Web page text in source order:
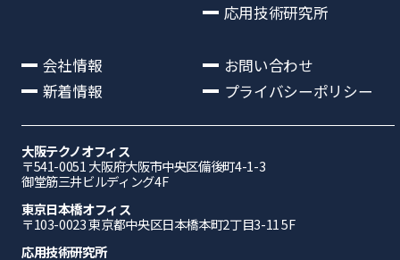
応用技術研究所
会社情報
新着情報
お問い合わせ
プライバシーポリシー
大阪テクノオフィス
〒541-0051 ⼤阪府⼤阪市中央区備後町4-1-3
御堂筋三井ビルディング4F
東京日本橋オフィス
〒103-0023 東京都中央区日本橋本町2丁目3-11 5F
応⽤技術研究所